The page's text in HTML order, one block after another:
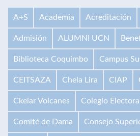
A+S Academia Acreditación
Admisión ALUMNI UCN
Biblioteca Coquimbo Campus
CEITSAZA Chela Lira CIAP
Ckelar Volcanes Colegio Electoral
Comité de Dama Consejo